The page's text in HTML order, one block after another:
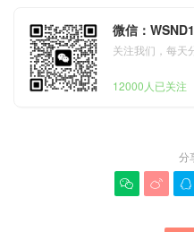
微信：
关注我们，每天
12000人已关注
分
  